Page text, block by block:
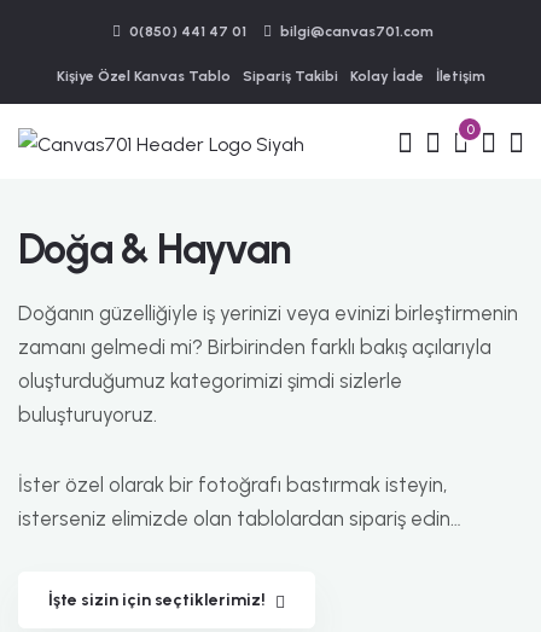
0(850) 441 47 01 bilgi@canvas701.com
Kişiye Özel Kanvas Tablo Sipariş Takibi Kolay İade İletişim
0
Doğa & Hayvan
Doğanın güzelliğiyle iş yerinizi veya evinizi birleştirmenin
zamanı gelmedi mi? Birbirinden farklı bakış açılarıyla
oluşturduğumuz kategorimizi şimdi sizlerle
buluşturuyoruz.
İster özel olarak bir fotoğrafı bastırmak isteyin,
isterseniz elimizde olan tablolardan sipariş edin…
İşte sizin için seçtiklerimiz!